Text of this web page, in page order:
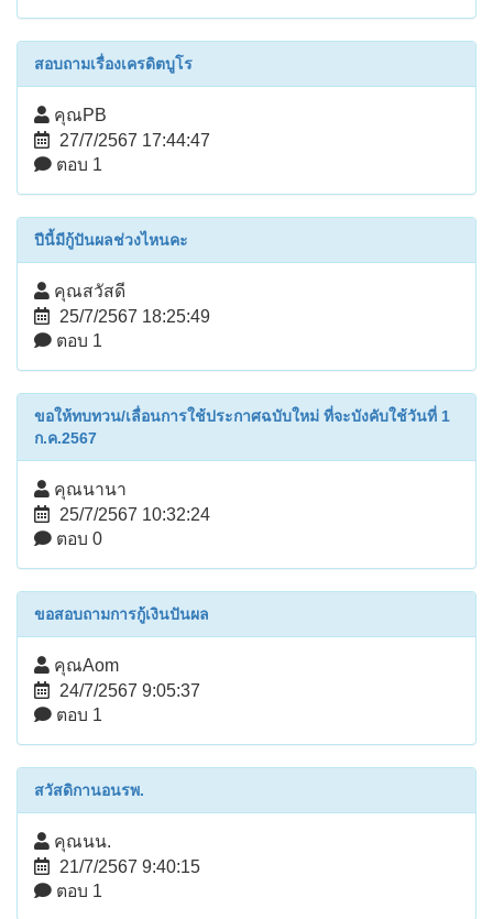
สอบถามเรื่องเครดิตบูโร
คุณPB
27/7/2567 17:44:47
ตอบ 1
ปีนี้มีกู้ปันผลช่วงไหนคะ
คุณสวัสดี​
25/7/2567 18:25:49
ตอบ 1
ขอให้ทบทวน/เลื่อนการใช้ประกาศฉบับใหม่ ที่จะบังคับใช้วันที่ 1
ก.ค.2567
คุณนานา
25/7/2567 10:32:24
ตอบ 0
ขอสอบถามการกู้เงินปันผล
คุณAom
24/7/2567 9:05:37
ตอบ 1
สวัสดิกานอนรพ.
คุณนน.
21/7/2567 9:40:15
ตอบ 1